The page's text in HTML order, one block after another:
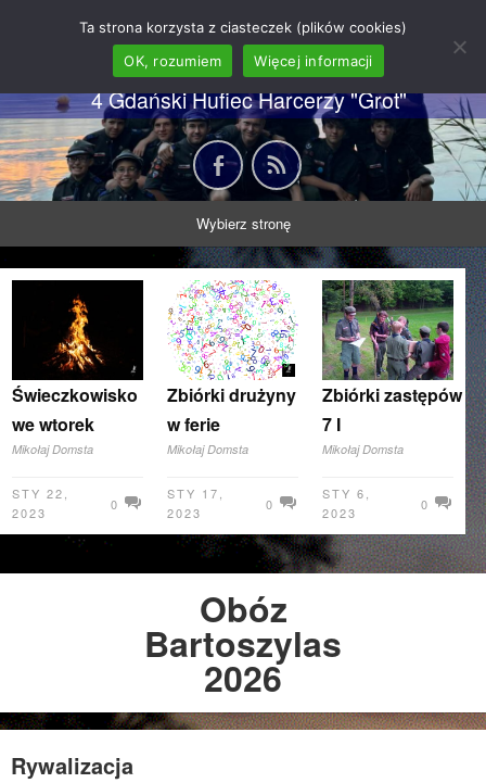
62 GDH "Orkan" im. gen.
Stanisława Sosabowskiego
4 Gdański Hufiec Harcerzy "Grot"
Wybierz stronę
Świeczkowisko
we wtorek
Mikołaj Domsta
STY 22,
2023
0
Zbiórki drużyny
w ferie
Mikołaj Domsta
STY 17,
2023
0
Zbiórki zastępów
7 I
Mikołaj Domsta
STY 6,
2023
0
Obóz
Bartoszylas
2026
Rywalizacja
Ta strona korzysta z ciasteczek (plików cookies)
OK, rozumiem
Więcej informacji